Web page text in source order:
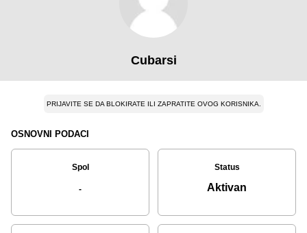
Cubarsi
PRIJAVITE SE DA BLOKIRATE ILI ZAPRATITE OVOG KORISNIKA.
OSNOVNI PODACI
Spol
-
Status
Aktivan